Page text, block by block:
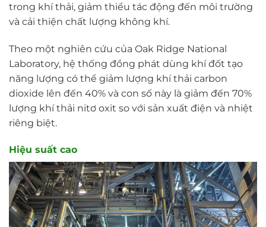
trong khí thải, giảm thiểu tác động đến môi trường
và cải thiện chất lượng không khí.
Theo một nghiên cứu của Oak Ridge National
Laboratory, hệ thống đồng phát dùng khí đốt tạo
năng lượng có thể giảm lượng khí thải carbon
dioxide lên đến 40% và con số này là giảm đến 70%
lượng khí thải nitơ oxit so với sản xuất điện và nhiệt
riêng biệt.
Hiệu suất cao